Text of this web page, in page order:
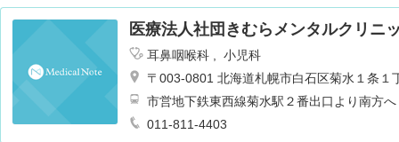
医療法人社団きむらメンタルクリニ
耳鼻咽喉科
小児科
〒003-0801 北海道札幌市白石区菊水１条１
市営地下鉄東西線菊水駅２番出口より南方へ
011-811-4403